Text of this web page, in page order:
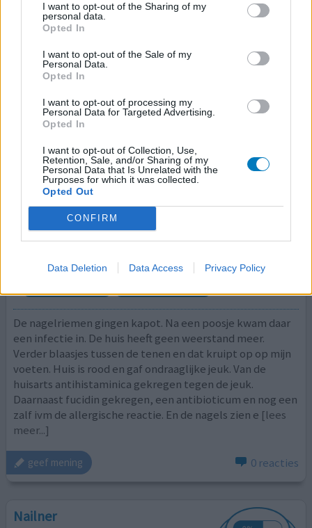
I want to opt-out of the Sharing of my
personal data.
Opted In
I want to opt-out of the Sale of my
Personal Data.
Opted In
I want to opt-out of processing my
Personal Data for Targeted Advertising.
Opted In
I want to opt-out of Collection, Use,
Retention, Sale, and/or Sharing of my
Personal Data that Is Unrelated with the
Purposes for which it was collected.
Opted Out
CONFIRM
Data Deletion Data Access Privacy Policy
komt, vreet het de huid weg. De bovenste laag van de
huid is gewoon weg met als gevolg natte
geef mening 0 reacties
Nailner
08-09-2025 | Vrouw | 59
plantenextracten van Australische Blauwe
Cypress, Tea Tree en Lavendel olie
(10mg/g)
Kalknagel(s)
Effectiviteit
Hoeveelheid bijwerkingen
kleine jeukende blaren in één gebied
allergische reactie
De nagelriemen gingen kapot. Na een poosje kwam daar
een infectie in. De huis heeft geen weerstand meer.
Verder blaasjes tussen de tenen en dat kruipt op op mijn
voeten. Huis is rood en gaf ondraaglijke jeuk. Van de
huisarts antihistaminica gekregen tegen de jeuk.
Daarnaast fucidin gekregen, een antibioticum en nog een
zalf ivm de allergische reactie. En de nagels zien e [lees
meer...]
geef mening 0 reacties
Nailner